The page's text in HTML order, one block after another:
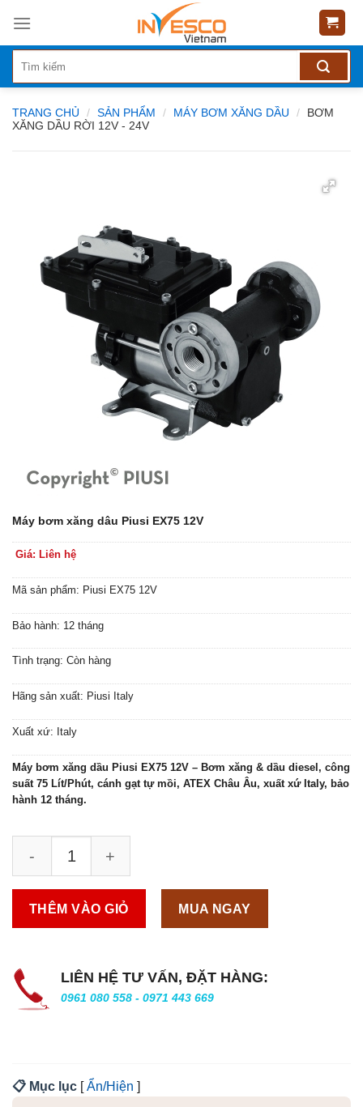
content
TRANG CHỦ / SẢN PHẨM / MÁY BƠM XĂNG DẦU /
BƠM
XĂNG DẦU RỜI 12V - 24V
Máy bơm xăng dâu Piusi EX75 12V
Giá: Liên hệ
Mã sản phẩm: Piusi EX75 12V
Bảo hành: 12 tháng
Tình trạng: Còn hàng
Hãng sản xuất: Piusi Italy
Xuất xứ: Italy
Máy bơm xăng dầu Piusi EX75 12V – Bơm xăng & dầu diesel, công
suất 75 Lít/Phút, cánh gạt tự mồi, ATEX Châu Âu, xuất xứ Italy, bảo
hành 12 tháng.
THÊM VÀO GIỎ MUA NGAY
LIÊN HỆ TƯ VẤN, ĐẶT HÀNG:
0961 080 558 - 0971 443 669
📋 Mục lục [Ẩn/Hiện ]